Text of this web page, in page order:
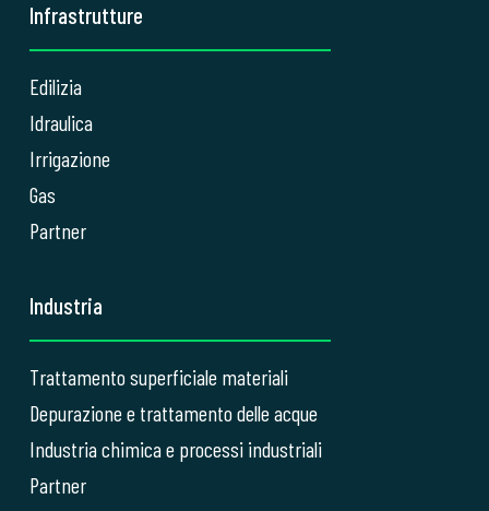
Infrastrutture
Edilizia
Idraulica
Irrigazione
Gas
Partner
Industria
Trattamento superficiale materiali
Depurazione e trattamento delle acque
Industria chimica e processi industriali
Partner